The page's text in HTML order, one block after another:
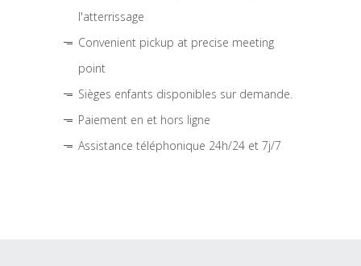
l'atterrissage
Convenient pickup at precise meeting
point
Sièges enfants disponibles sur demande.
Paiement en et hors ligne
Assistance téléphonique 24h/24 et 7j/7